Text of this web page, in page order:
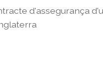
d'assegurança